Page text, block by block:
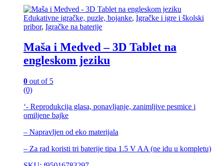
Edukativne igračke, puzle, bojanke, Igračke i igre i školski
pribor, Igračke na baterije
Maša i Medved – 3D Tablet na
engleskom jeziku
0 out of 5
(0)
‘- Reprodukcija glasa, ponavljanje, zanimljive pesmice i
omiljene bajke
– Napravljen od eko materijala
– Za rad koristi tri baterije tipa 1.5 V AA (ne idu u kompletu)